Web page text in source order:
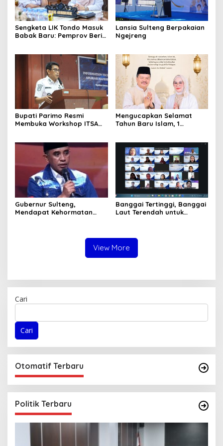
Sengketa LIK Tondo Masuk
Babak Baru: Pemprov Beri
Lansia Sulteng Berpakaian
Ngejreng
Bupati Parimo Resmi
Membuka Workshop ITSA
Mengucapkan Selamat
Tahun Baru Islam, 1
Gubernur Sulteng,
Mendapat Kehormatan
Banggai Tertinggi, Banggai
Laut Terendah untuk
View More
Cari
Cari
Otomatif Terbaru
Politik Terbaru